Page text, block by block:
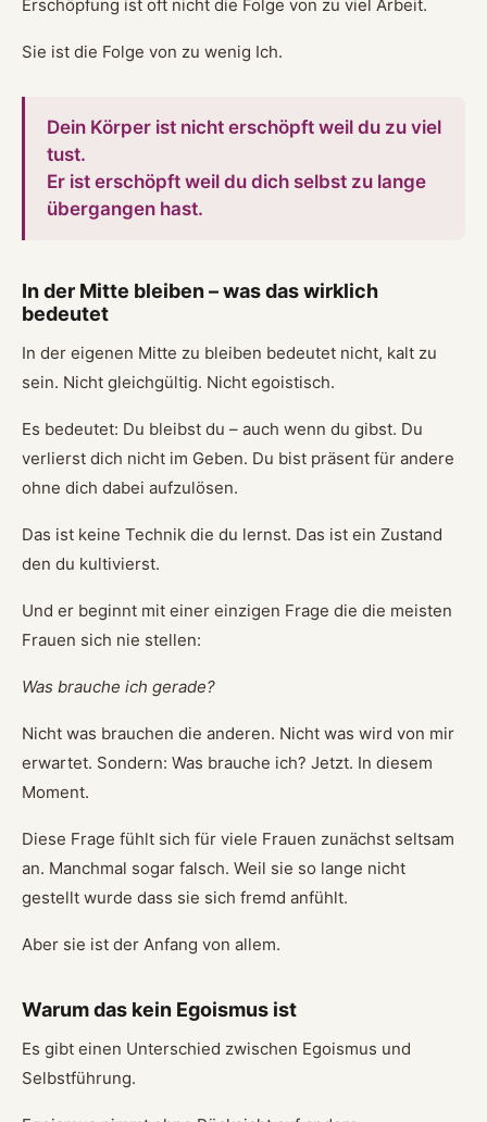
Erschöpfung ist oft nicht die Folge von zu viel Arbeit.
Sie ist die Folge von zu wenig Ich.
Dein Körper ist nicht erschöpft weil du zu viel
tust.
Er ist erschöpft weil du dich selbst zu lange
übergangen hast.
In der Mitte bleiben – was das wirklich
bedeutet
In der eigenen Mitte zu bleiben bedeutet nicht, kalt zu
sein. Nicht gleichgültig. Nicht egoistisch.
Es bedeutet: Du bleibst du – auch wenn du gibst. Du
verlierst dich nicht im Geben. Du bist präsent für andere
ohne dich dabei aufzulösen.
Das ist keine Technik die du lernst. Das ist ein Zustand
den du kultivierst.
Und er beginnt mit einer einzigen Frage die die meisten
Frauen sich nie stellen:
Was brauche ich gerade?
Nicht was brauchen die anderen. Nicht was wird von mir
erwartet. Sondern: Was brauche ich? Jetzt. In diesem
Moment.
Diese Frage fühlt sich für viele Frauen zunächst seltsam
an. Manchmal sogar falsch. Weil sie so lange nicht
gestellt wurde dass sie sich fremd anfühlt.
Aber sie ist der Anfang von allem.
Warum das kein Egoismus ist
Es gibt einen Unterschied zwischen Egoismus und
Selbstführung.